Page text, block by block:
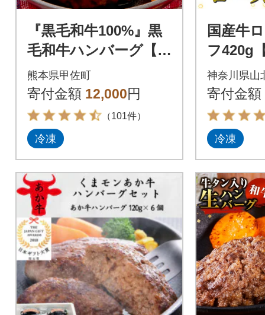
『黒毛和牛100%』黒
毛和牛ハンバーグ【1
50g×16個】
熊本県甲佐町
寄付金額 12,000円
（101件）
冷凍
国産牛
フ420g
洋わさ
き】
神奈川県山
寄付金額
冷凍